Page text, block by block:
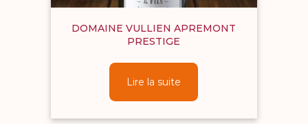
DOMAINE VULLIEN APREMONT
PRESTIGE
Lire la suite